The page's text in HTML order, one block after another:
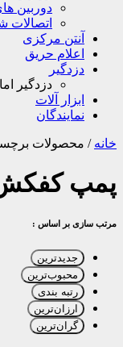
دوربین
اتصالات
آنتن مرکزی
اعلام حریق
دزدگیر
دزدگیر
ابزار آلات
نمایندگان
خانه / محصولات برچسب
پمپ کفکش؛ یک
مرتب سازی بر اساس :
جدیدترین
محبوب‌ترین
رتبه بندی
ارزان‌ترین
گران‌ترین